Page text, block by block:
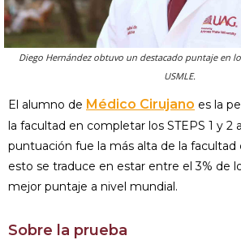
Diego Hernández obtuvo un destacado puntaje en
USMLE.
El alumno de Médico Cirujano es la
la facultad en completar los STEPS 1 y 2
puntuación fue la más alta de la facultad
esto se traduce en estar entre el 3% de
mejor puntaje a nivel mundial.
Sobre la prueba